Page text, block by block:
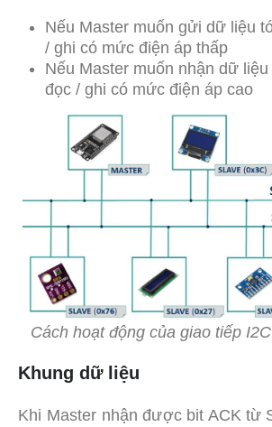
Nếu Master muốn gửi dữ liệu
/ ghi có mức điện áp thấp
Nếu Master muốn nhận dữ
đọc / ghi có mức điện áp cao
Cách hoạt động của giao tiếp
Khung dữ liệu
Khi Master nhận được bit ACK từ